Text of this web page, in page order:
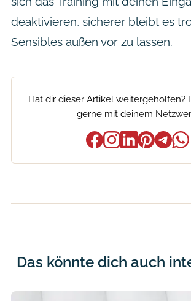
deaktivieren, sicherer bleibt es
Sensibles außen vor zu lassen.
Hat dir dieser Artikel weitergeholfen?
gerne mit deinem
Das könnte dich auch